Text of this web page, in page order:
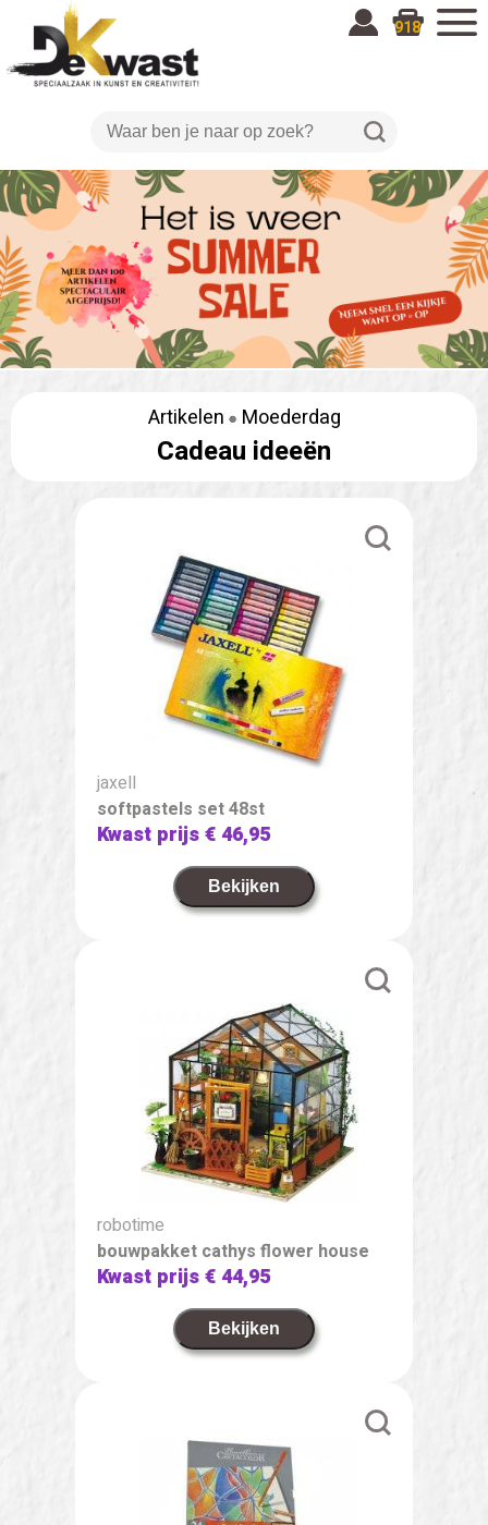
918
Artikelen Moederdag
Cadeau ideeën
jaxell
softpastels set 48st
Kwast prijs€ 46,95
Bekijken
robotime
bouwpakket cathys flower house
Kwast prijs€ 44,95
Bekijken